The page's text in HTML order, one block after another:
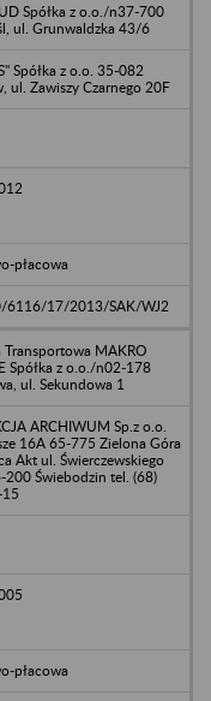
Spółka z o.o./n37-700
ul. Grunwaldzka 43/6
Spółka z o.o. 35-082
ul. Zawiszy Czarnego 20F
płacowa
6116/17/2013/SAK/WJ2
Transportowa MAKRO
Spółka z o.o./n02-178
ul. Sekundowa 1
ARCHIWUM Sp.z o.o.
16A 65-775 Zielona Góra
Akt ul. Świerczewskiego
200 Świebodzin tel. (68)
płacowa